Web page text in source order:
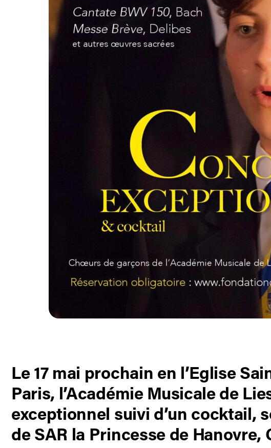
Le 17 mai prochain en l’Eglise
Paris, l’Académie Musicale de
exceptionnel suivi d’un cocktail,
de SAR la Princesse de Hanovre,